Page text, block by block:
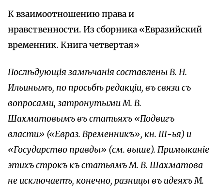
К взаимоотношению права и
нравственности. Из сборника «Евразийский
временник. Книга четвертая»
Послѣдующія замѣчанія составлены В. Н.
Ильинымъ, по просьбѣ редакціи, въ связи съ
вопросами, затронутыми М. В.
Шахматовымъ въ статьяхъ «Подвигъ
власти» («Евраз. Временникъ», кн. IIІ-ья) и
«Государство правды» (см. выше). Примыканіе
этихъ строкъ къ статьямъ М. В. Шахматова
не исключаетъ, конечно, разницы въ идеяхъ М.